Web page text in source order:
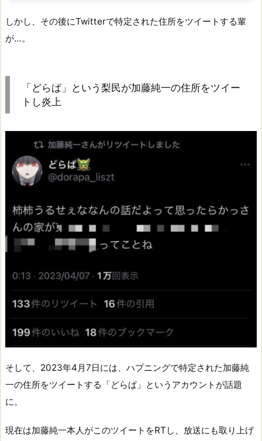
しかし、その後にTwitterで特定された住所をツイートする輩
が…。
「どらぱ」という梨民が加藤純一の住所をツイー
トし炎上
そして、2023年4月7日には、ハプニングで特定された加藤純
一の住所をツイートする「どらぱ」というアカウントが話題
に。
現在は加藤純一本人がこのツイートをRTし、放送にも取り上げ